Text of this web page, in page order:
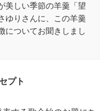
美しい季節の羊羹「望
ゆりさんに、この羊羹
についてお聞きしまし
プト